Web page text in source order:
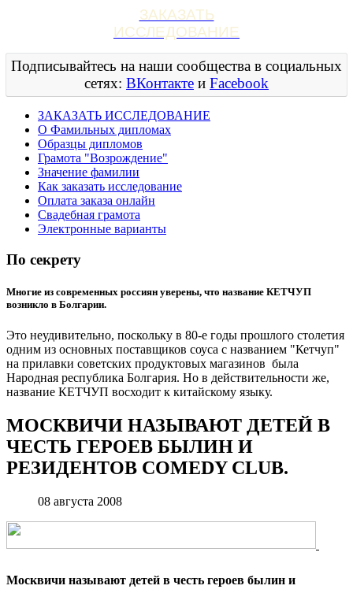
ЗАКАЗАТЬ
ИССЛЕДОВАНИЕ
Подписывайтесь на наши сообщества в социальных
сетях: ВКонтакте и Facebook
ЗАКАЗАТЬ ИССЛЕДОВАНИЕ
О Фамильных дипломах
Образцы дипломов
Грамота "Возрождение"
Значение фамилии
Как заказать исследование
Оплата заказа онлайн
Свадебная грамота
Электронные варианты
По секрету
Многие из современных россиян уверены, что название КЕТЧУП
возникло в Болгарии.
Это неудивительно, поскольку в 80-е годы прошлого столетия
одним из основных поставщиков соуса с названием "Кетчуп"
на прилавки советских продуктовых магазинов была
Народная республика Болгария. Но в действительности же,
название КЕТЧУП восходит к китайскому языку.
МОСКВИЧИ НАЗЫВАЮТ ДЕТЕЙ В
ЧЕСТЬ ГЕРОЕВ БЫЛИН И
РЕЗИДЕНТОВ COMEDY CLUB.
08 августа 2008
Москвичи называют детей в честь героев былин и